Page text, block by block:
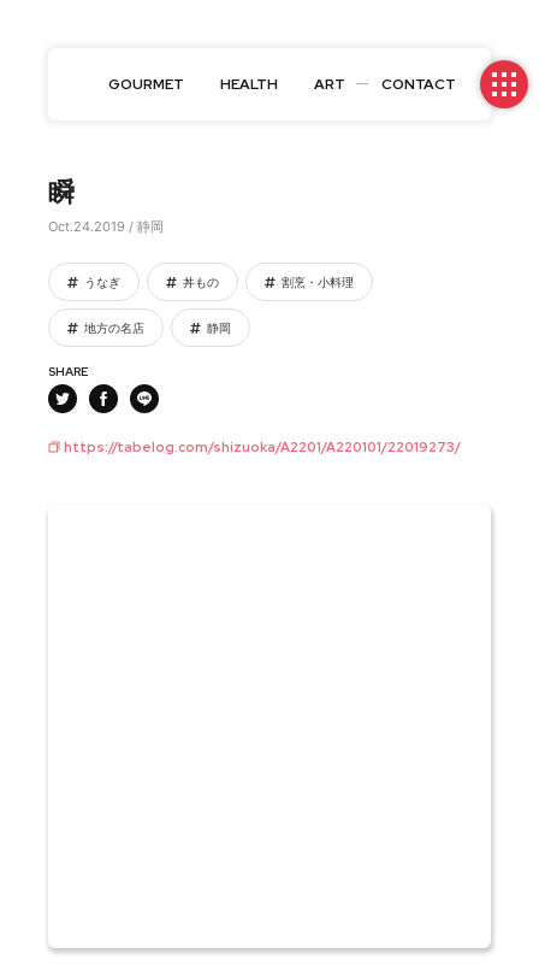
GOURMET HEALTH ART CONTACT
瞬
Oct.24.2019 / 静岡
うなぎ 丼もの 割烹・小料理
地方の名店 静岡
SHARE
https://tabelog.com/shizuoka/A2201/A220101/22019273/